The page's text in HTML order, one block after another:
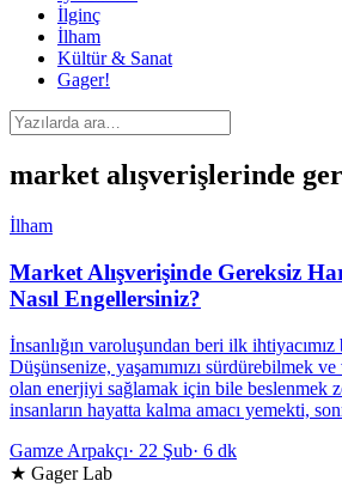
İlginç
İlham
Kültür & Sanat
Gager!
market alışverişlerinde
İlham
Market Alışverişinde Gereksiz
Nasıl Engellersiniz?
İnsanlığın varoluşundan beri ilk
Düşünsenize, yaşamımızı sürdürebilmek
olan enerjiyi sağlamak için bile beslenmek
insanların hayatta kalma amacı yemekti,
Gamze Arpakçı· 22 Şub· 6 dk
★ Gager Lab